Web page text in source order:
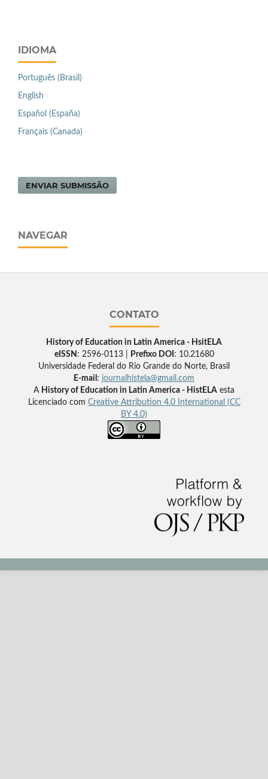
IDIOMA
Português (Brasil)
English
Español (España)
Français (Canada)
ENVIAR SUBMISSÃO
NAVEGAR
CONTATO
History of Education in Latin America - HsitELA
eISSN : 2596-0113 | Prefixo DOI : 10.21680
Universidade Federal do Rio Grande do Norte, Brasil
E-mail : journalhistela@gmail.com
A History of Education in Latin America - HistELA esta
Licenciado com Creative Attribution 4.0 International (CC
BY 4.0)